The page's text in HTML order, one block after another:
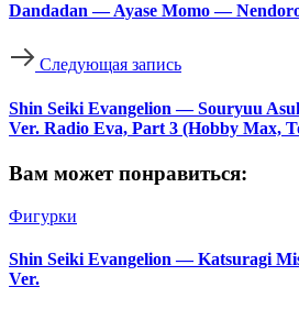
Dandadan — Ayase Momo —
Следующая запись
Shin Seiki Evangelion — Souryuu
Ver. Radio Eva, Part 3 (Hobby Max,
Вам может понравиться:
Фигурки
Shin Seiki Evangelion — Katsuragi
Ver.